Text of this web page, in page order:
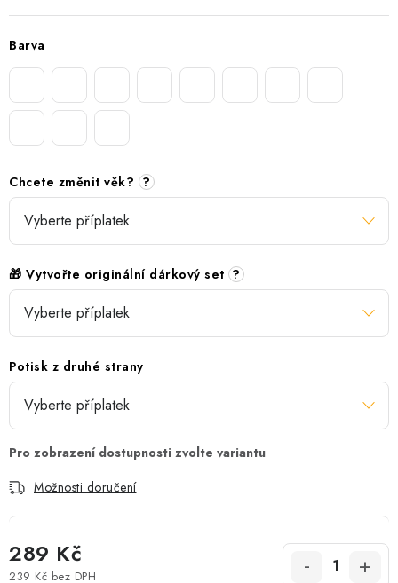
Barva
Chcete změnit věk? ?
🎁 Vytvořte originální dárkový set ?
Potisk z druhé strany
Možnosti doručení
289 Kč
239 Kč bez DPH